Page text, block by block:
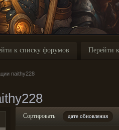
к списку форумов Перейти
naithy228
Сортировать дате обновления